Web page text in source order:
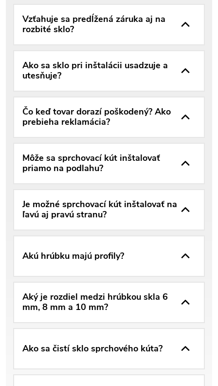
Vzťahuje sa predĺžená záruka aj na
rozbité sklo?
Ako sa sklo pri inštalácii usadzuje a
utesňuje?
Čo keď tovar dorazí poškodený? Ako
prebieha reklamácia?
Môže sa sprchovací kút inštalovať
priamo na podlahu?
Je možné sprchovací kút inštalovať na
ľavú aj pravú stranu?
Akú hrúbku majú profily?
Aký je rozdiel medzi hrúbkou skla 6
mm, 8 mm a 10 mm?
Ako sa čistí sklo sprchového kúta?